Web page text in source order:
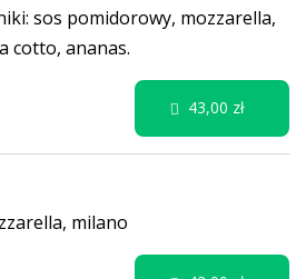
sos pomidorowy, mozzarella,
cotto, ananas.
milano